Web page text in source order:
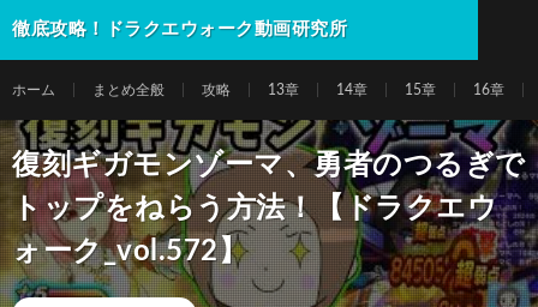
徹底攻略！ドラクエウォーク動画研究所
ホーム まとめ全般 攻略 13章 14章 15章 16章
復刻ギガモンゾーマ、勇者のつるぎで
トップをねらう方法！【ドラクエウ
ォーク_vol.572】